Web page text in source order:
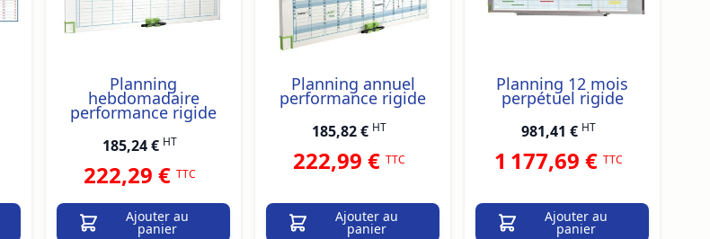
Planning
hebdomadaire
performance rigide
185,24 € HT
222,29 € TTC
Ajouter au
panier
Planning annuel
performance rigide
185,82 € HT
222,99 € TTC
Ajouter au
panier
Planning 12 mois
perpétuel rigide
981,41 € HT
1 177,69 € TTC
Ajouter au
panier